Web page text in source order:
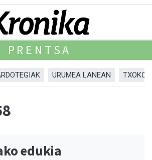
PRENTSA
URUMEA LANEAN
edukia